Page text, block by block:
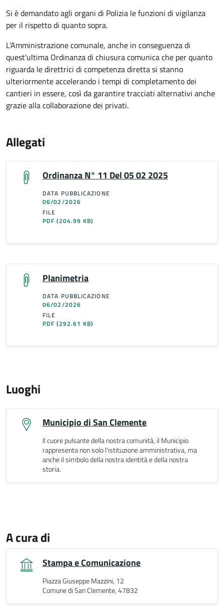
Si è demandato agli organi di Polizia le funzioni di vigilanza
per il rispetto di quanto sopra.
L’Amministrazione comunale, anche in conseguenza di
quest'ultima Ordinanza di chiusura comunica che per quanto
riguarda le direttrici di competenza diretta si stanno
ulteriormente accelerando i tempi di completamento dei
cantieri in essere, così da garantire tracciati alternativi anche
grazie alla collaborazione dei privati.
Allegati
Ordinanza N° 11 Del 05 02 2025
DATA PUBBLICAZIONE
06/02/2026
FILE
PDF(204.99 KB)
Planimetria
DATA PUBBLICAZIONE
06/02/2026
FILE
PDF(292.61 KB)
Luoghi
Municipio di San Clemente
Il cuore pulsante della nostra comunità, il Municipio
rappresenta non solo l'istituzione amministrativa, ma
anche il simbolo della nostra identità e della nostra
storia.
A cura di
Stampa e Comunicazione
Piazza Giuseppe Mazzini, 12
Comune di San Clemente, 47832